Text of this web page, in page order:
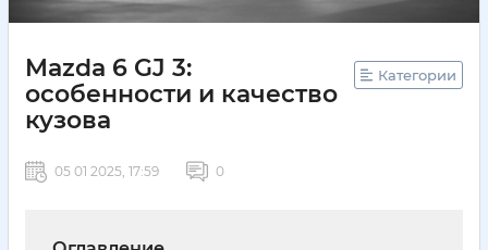
Mazda 6 GJ 3:
особенности и качество
кузова
Категории
05 01 2025, 17:59 0